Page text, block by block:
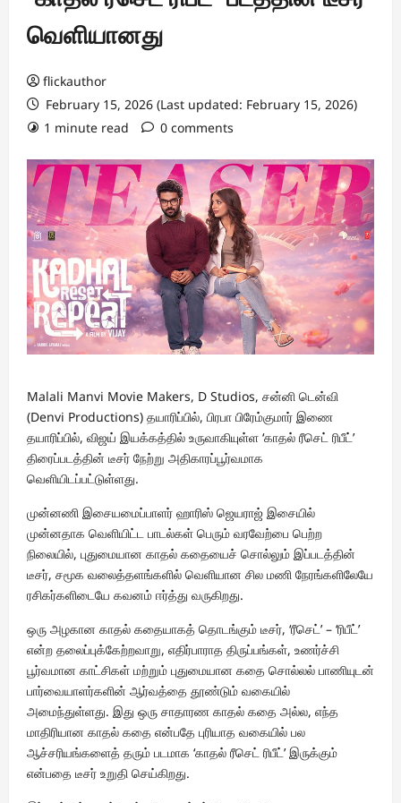
வெளியானது
flickauthor
February 15, 2026 (Last updated: February 15, 2026)
1 minute read
0 comments
Malali Manvi Movie Makers, D Studios, சன்னி டென்வி
(Denvi Productions) தயாரிப்பில், பிரபா பிரேம்குமார் இணை
தயாரிப்பில், விஜய் இயக்கத்தில் உருவாகியுள்ள ‘காதல் ரீசெட் ரிபீட்’
திரைப்படத்தின் டீசர் நேற்று அதிகாரப்பூர்வமாக
வெளியிடப்பட்டுள்ளது.
முன்னணி இசையமைப்பாளர் ஹாரிஸ் ஜெயராஜ் இசையில்
முன்னதாக வெளியிட்ட பாடல்கள் பெரும் வரவேற்பை பெற்ற
நிலையில், புதுமையான காதல் கதையைச் சொல்லும் இப்படத்தின்
டீசர், சமூக வலைத்தளங்களில் வெளியான சில மணி நேரங்களிலேயே
ரசிகர்களிடையே கவனம் ஈர்த்து வருகிறது.
ஒரு அழகான காதல் கதையாகத் தொடங்கும் டீசர், ‘ரீசெட்’ – ‘ரிபீட்’
என்ற தலைப்புக்கேற்றவாறு, எதிர்பாராத திருப்பங்கள், உணர்ச்சி
பூர்வமான காட்சிகள் மற்றும் புதுமையான கதை சொல்லல் பாணியுடன்
பார்வையாளர்களின் ஆர்வத்தை தூண்டும் வகையில்
அமைந்துள்ளது. இது ஒரு சாதாரண காதல் கதை அல்ல, எந்த
மாதிரியான காதல் கதை என்பதே புரியாத வகையில் பல
ஆச்சரியங்களைத் தரும் படமாக ‘காதல் ரீசெட் ரிபீட்’ இருக்கும்
என்பதை டீசர் உறுதி செய்கிறது.